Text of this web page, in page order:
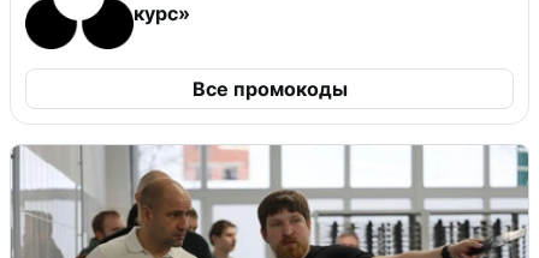
курс»
Все промокоды